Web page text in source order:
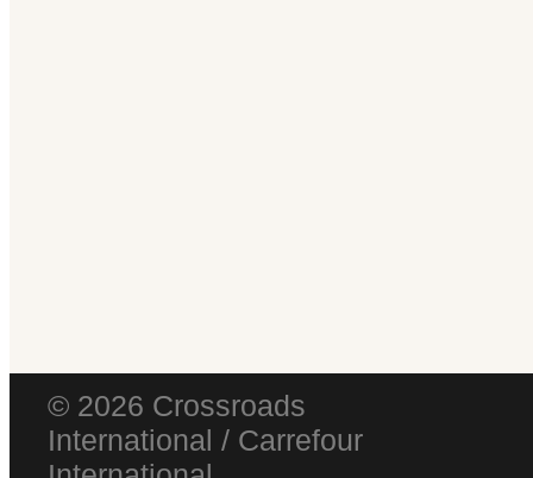
© 2026 Crossroads
International / Carrefour